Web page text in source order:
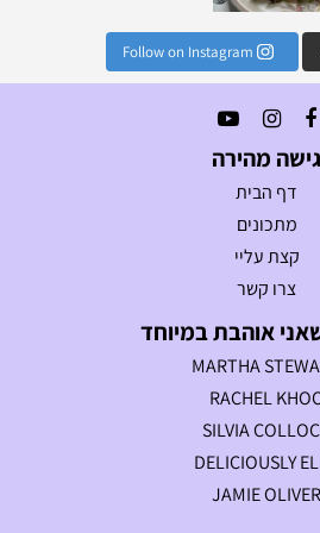
Follow on Instagram
גישה מהירה
דף הבית
מתכונים
קצת עליי
צרו קשר
אוהבת במיוחד
MARTHA
RACHEL
SILVIA
DELICIOUSLY
JAMIE OLIVER